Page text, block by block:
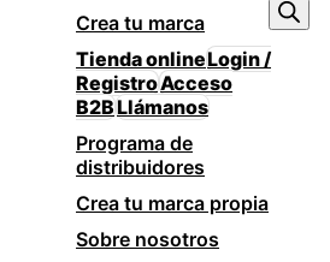
Crea tu marca
Tienda onlineLogin /
RegistroAcceso
B2BLlámanos
Programa de
distribuidores
Crea tu marca propia
Sobre nosotros